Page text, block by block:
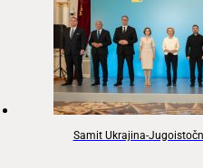
Samit Ukrajina-